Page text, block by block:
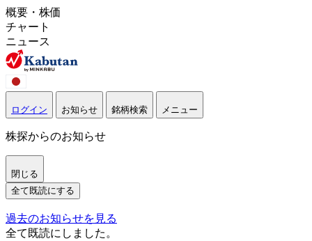
概要・株価
チャート
ニュース
ログイン お知らせ 銘柄検索 メニュー
株探からのお知らせ
閉じる
全て既読にする
過去のお知らせを見る
全て既読にしました。